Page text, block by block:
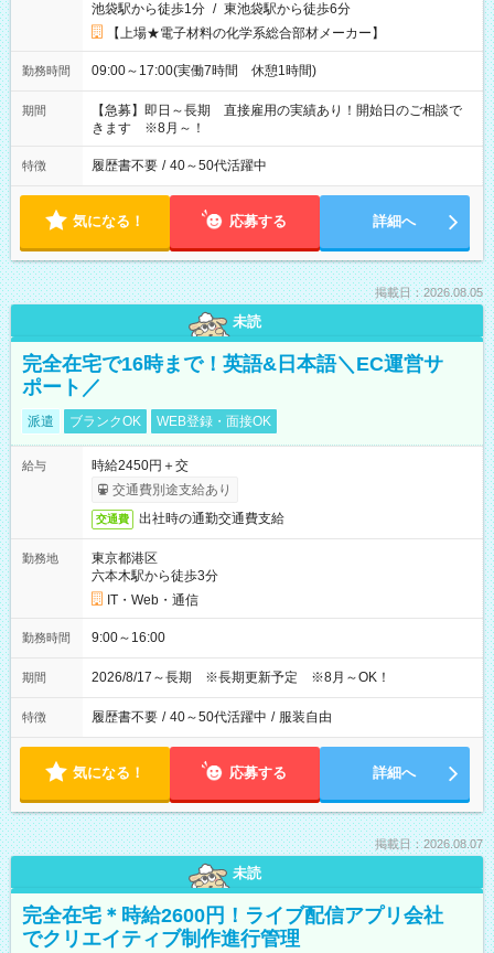
池袋駅から徒歩1分 / 東池袋駅から徒歩6分
【上場★電子材料の化学系総合部材メーカー】
勤務時間 09:00～17:00(実働7時間 休憩1時間)
期間
【急募】即日～長期 直接雇用の実績あり！開始日のご相談で
きます ※8月～！
特徴 履歴書不要 / 40～50代活躍中
気になる！ 応募する 詳細へ
掲載日：2026.08.05
未読
完全在宅で16時まで！英語&日本語＼EC運営サ
ポート／
派遣 ブランクOK WEB登録・面接OK
給与
時給2450円＋交
交通費別途支給あり
交通費 出社時の通勤交通費支給
勤務地
東京都港区
六本木駅から徒歩3分
IT・Web・通信
勤務時間 9:00～16:00
期間 2026/8/17～長期 ※長期更新予定 ※8月～OK！
特徴 履歴書不要 / 40～50代活躍中 / 服装自由
気になる！ 応募する 詳細へ
掲載日：2026.08.07
未読
完全在宅＊時給2600円！ライブ配信アプリ会社
でクリエイティブ制作進行管理